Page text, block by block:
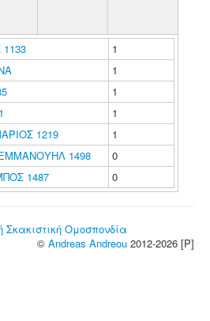
1
1
1
1
1219
1
1498
0
1487
0
Σκακιστική Ομοσπονδία
© Andreas Andreou 2012-2026 [P]